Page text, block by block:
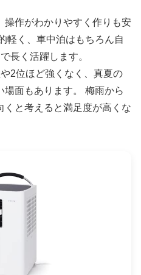
操作がわかりやすく作りも安
軽く、車中泊はもちろん自
長く活躍します。
2位ほど強くなく、真夏の
面もあります。 梅雨から
と考えると満足度が高くな